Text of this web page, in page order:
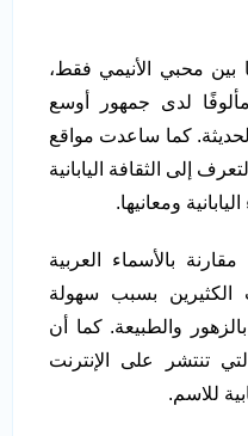
بين محبي الأنيمي فقط،
لدى جمهور أوسع
كما ساعدت مواقع
إلى الثقافة اليابانية
ومعانيها.
بالأسماء العربية
الكثيرين بسبب سهولة
والطبيعة. كما أن
تنتشر على الإنترنت
للاسم.